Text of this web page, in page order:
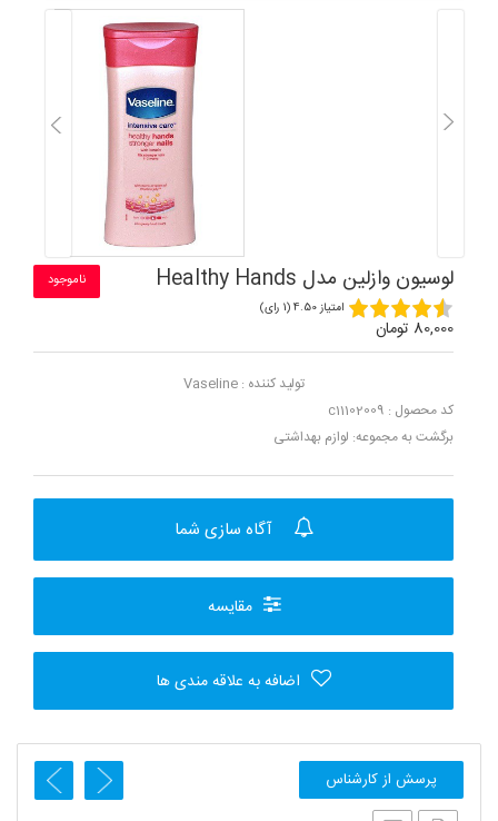
لوسیون وازلین مدل Healthy Hands ناموجود
امتیاز 4.50 (1 رای)
80,000 تومان
تولید کننده : Vaseline
کد محصول : c11102009
برگشت به مجموعه: لوازم بهداشتی
آگاه سازی شما
مقایسه
اضافه به علاقه مندی ها
پرسش از کارشناس